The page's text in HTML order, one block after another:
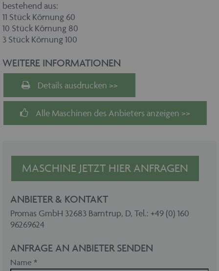
bestehend aus:
11 Stück Körnung 60
10 Stück Körnung 80
3 Stück Körnung 100
WEITERE INFORMATIONEN
Details ausdrucken >>
Alle Maschinen des Anbieters anzeigen >>
MASCHINE JETZT HIER ANFRAGEN
ANBIETER & KONTAKT
Promas GmbH 32683 Barntrup, D, Tel.: +49 (0) 160
96269624
ANFRAGE AN ANBIETER SENDEN
Name *